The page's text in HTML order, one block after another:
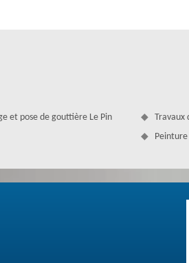
est une société couvreur qui intervient
de réaliser diverses interventions pour la
de toit, notre équipe assure
et pose de gouttière Le Pin
Travaux